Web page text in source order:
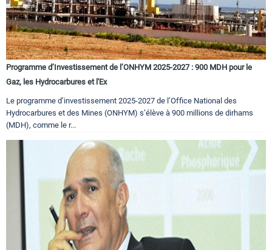
Programme d’Investissement de l’ONHYM 2025-2027 : 900 MDH pour le
Gaz, les Hydrocarbures et l'Ex
Le programme d’investissement 2025-2027 de l’Office National des
Hydrocarbures et des Mines (ONHYM) s’élève à 900 millions de dirhams
(MDH), comme le r...